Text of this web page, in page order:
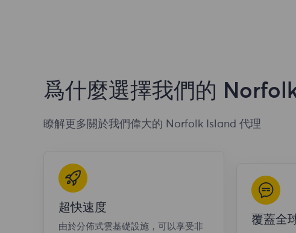
爲什麼選擇我們的
瞭解更多關於我們偉大的 Norfolk Island 代理
超快速度
由於分佈式雲基礎設施，可以享受非
覆蓋全